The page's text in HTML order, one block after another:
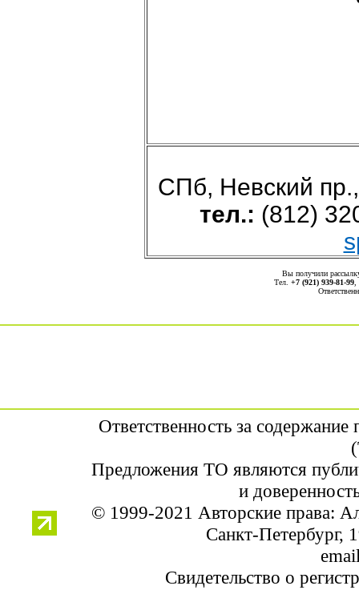
СПб, Невский
тел.: (812)
Вы получили
Тел. +7 (921) 939-81-99,
Ответственность за
Предложения ТО являются
и
© 1999-2021 Авторские права:
Санкт-Петербург,
Свидетельство о